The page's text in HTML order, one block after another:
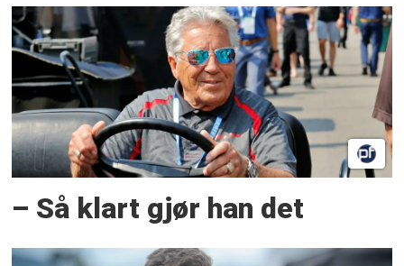
– Så klart gjør han det